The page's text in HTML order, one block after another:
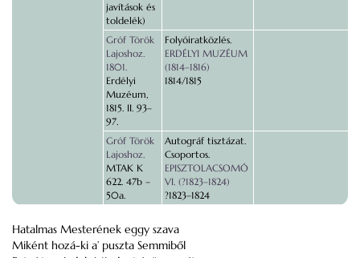
javítások és
toldelék)
Gróf Török
Lajoshoz.
1801.
Erdélyi
Muzéum,
1815. II. 93–
97.
Folyóiratközlés.
ERDÉLYI MUZÉUM
(1814–1816)
1814/1815
Gróf Török
Lajoshoz.
MTAK K
622. 47b –
50a.
Autográf tisztázat.
Csoportos.
EPISZTOLACSOMÓ
VI. (?1823–1824)
?1823–1824
Hatalmas Mesterének eggy szava
Miként hozá-ki a’ puszta Semmiből